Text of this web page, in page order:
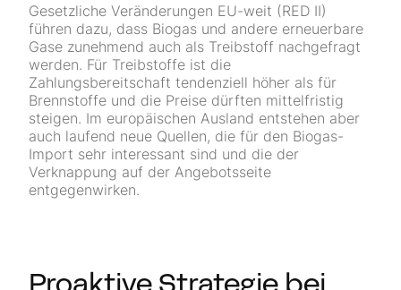
Gesetzliche Veränderungen EU-weit (RED II)
führen dazu, dass Biogas und andere erneuerbare
Gase zunehmend auch als Treibstoff nachgefragt
werden. Für Treibstoffe ist die
Zahlungsbereitschaft tendenziell höher als für
Brennstoffe und die Preise dürften mittelfristig
steigen. Im europäischen Ausland entstehen aber
auch laufend neue Quellen, die für den Biogas-
Import sehr interessant sind und die der
Verknappung auf der Angebotsseite
entgegenwirken.